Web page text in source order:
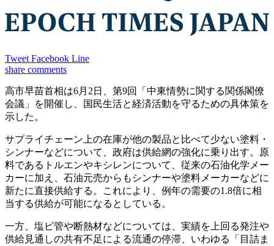
Tweet Facebook Line
share comments
高市早苗首相は6月2日、第9回「中東情勢に関する関係閣僚
会議」を開催し、国民生活と経済活動を守るための具体策を
示した。
サプライチェーン上の在庫が他の製品と比べて少ない塗料・
シンナーなどについて、政府は供給網の強化に乗り出す。原
料であるトルエンやキシレンについて、従来の石油化学メー
カーに加え、石油元売からもシンナーや塗料メーカーなどに
新たに直接供給する。これにより、例年の需要の1.8倍に相
当する供給が可能になるとしている。
一方、塩ビ管や断熱材などについては、実績を上回る発注や
供給見通しの共有不足による流通の停滞、いわゆる「目詰ま